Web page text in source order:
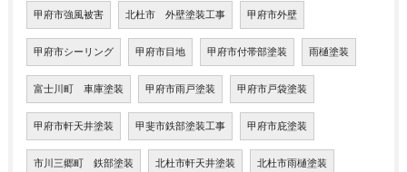
甲府市強風被害 北杜市 外壁塗装工事 甲府市外壁
甲府市シーリング 甲府市目地 甲府市付帯部塗装 雨樋塗装
富士川町 車庫塗装 甲府市雨戸塗装 甲府市戸袋塗装
甲府市軒天井塗装 甲斐市鉄部塗装工事 甲府市庇塗装
市川三郷町 鉄部塗装 北杜市軒天井塗装 北杜市雨樋塗装